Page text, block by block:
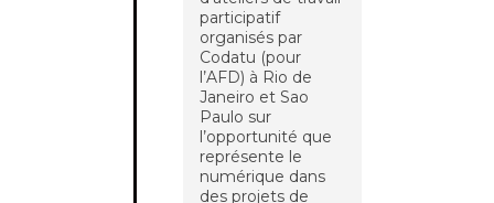
participatif
organisés par
Codatu (pour
l’AFD) à Rio de
Janeiro et Sao
Paulo sur
l’opportunité que
représente le
numérique dans
des projets de